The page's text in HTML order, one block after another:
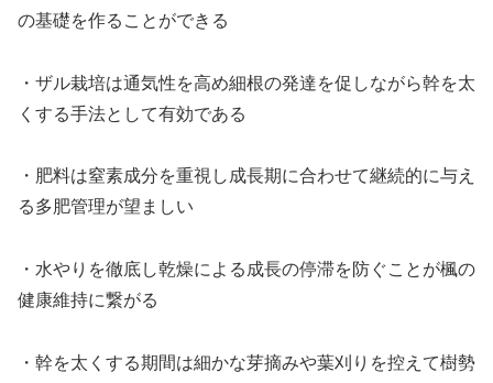
の基礎を作ることができる
・ザル栽培は通気性を高め細根の発達を促しながら幹を太
くする手法として有効である
・肥料は窒素成分を重視し成長期に合わせて継続的に与え
る多肥管理が望ましい
・水やりを徹底し乾燥による成長の停滞を防ぐことが楓の
健康維持に繋がる
・幹を太くする期間は細かな芽摘みや葉刈りを控えて樹勢